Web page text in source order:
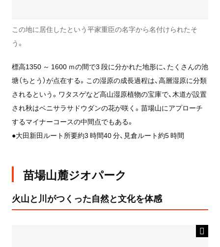
この地に居住したという平家重臣の名字から名付けられたそ
う。
標高1350 ～ 1600 ｍの間で3 段に分かれた地形に、たくさんの池
塘（ちとう）が点在する。この湿原の成長過程は、高層湿原に分類
されるという。ワタスゲなど高山湿原植物の宝庫で、木道が設置
され秋はベニサラサドウダンの花が咲く。苗場山にアプローチ
するマイナーコースの中間点でもある。
●大田新田ルート所要約3 時間40 分、見倉ルート約5 時間
苗場山麓ジオパーク
火山と川がつくった自然と文化を体感